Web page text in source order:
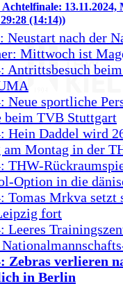
(14:14))
Neustart nach der
Mittwoch ist
Antrittsbesuch
Neue sportliche
beim TVB Stuttgart
Hein Daddel wird
am Montag in der
THW-
Option in die
Tomas Mrkva setzt
fort
Leeres
Zebras verlieren
in Berlin